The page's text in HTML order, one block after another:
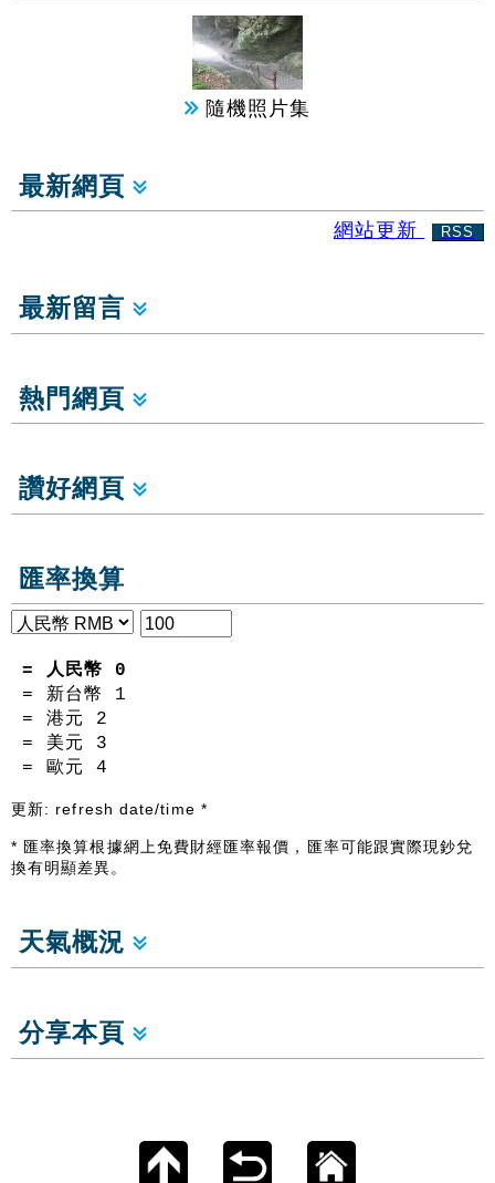
隨機照片集
最新網頁
網站更新 RSS
最新留言
熱門網頁
讚好網頁
匯率換算
= 人民幣 0
= 新台幣 1
= 港元 2
= 美元 3
= 歐元4
更新: refresh date/time *
* 匯率換算根據網上免費財經匯率報價，匯率可能跟實際現鈔兌
換有明顯差異。
天氣概況
分享本頁